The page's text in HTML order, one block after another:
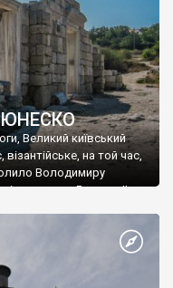
ЮНЕСКО
Великий київський
на той час,
Володимиру
імператору Василю ІІ, та
християнином.
Херсонесу Таврійського